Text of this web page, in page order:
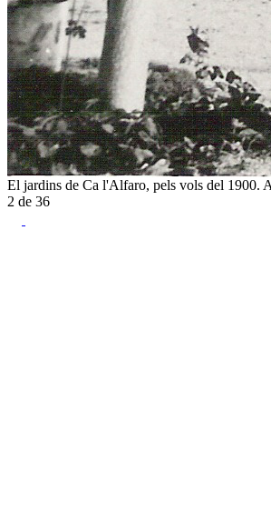
El jardins de Ca l'Alfaro, pels vols del 1900.
2 de 36